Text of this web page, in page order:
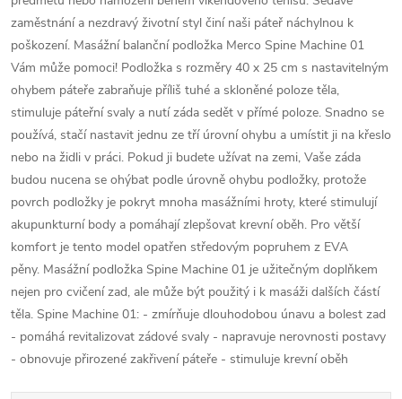
zaměstnání a nezdravý životní styl činí naši páteř náchylnou k
poškození. Masážní balanční podložka Merco Spine Machine 01
Vám může pomoci! Podložka s rozměry 40 x 25 cm s nastavitelným
ohybem páteře zabraňuje příliš tuhé a skloněné poloze těla,
stimuluje páteřní svaly a nutí záda sedět v přímé poloze. Snadno se
používá, stačí nastavit jednu ze tří úrovní ohybu a umístit ji na křeslo
nebo na židli v práci. Pokud ji budete užívat na zemi, Vaše záda
budou nucena se ohýbat podle úrovně ohybu podložky, protože
povrch podložky je pokryt mnoha masážními hroty, které stimulují
akupunkturní body a pomáhají zlepšovat krevní oběh. Pro větší
komfort je tento model opatřen středovým popruhem z EVA
pěny. Masážní podložka Spine Machine 01 je užitečným doplňkem
nejen pro cvičení zad, ale může být použitý i k masáži dalších částí
těla. Spine Machine 01: - zmírňuje dlouhodobou únavu a bolest zad
- pomáhá revitalizovat zádové svaly - napravuje nerovnosti postavy
- obnovuje přirozené zakřivení páteře - stimuluje krevní oběh